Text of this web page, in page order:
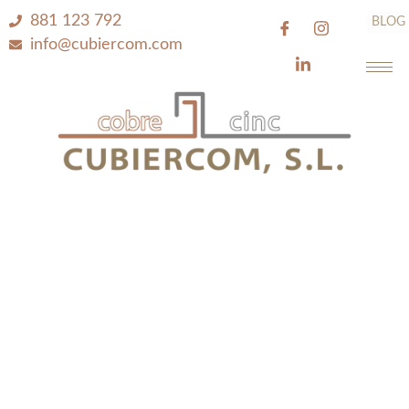
881 123 792
info@cubiercom.com
BLOG